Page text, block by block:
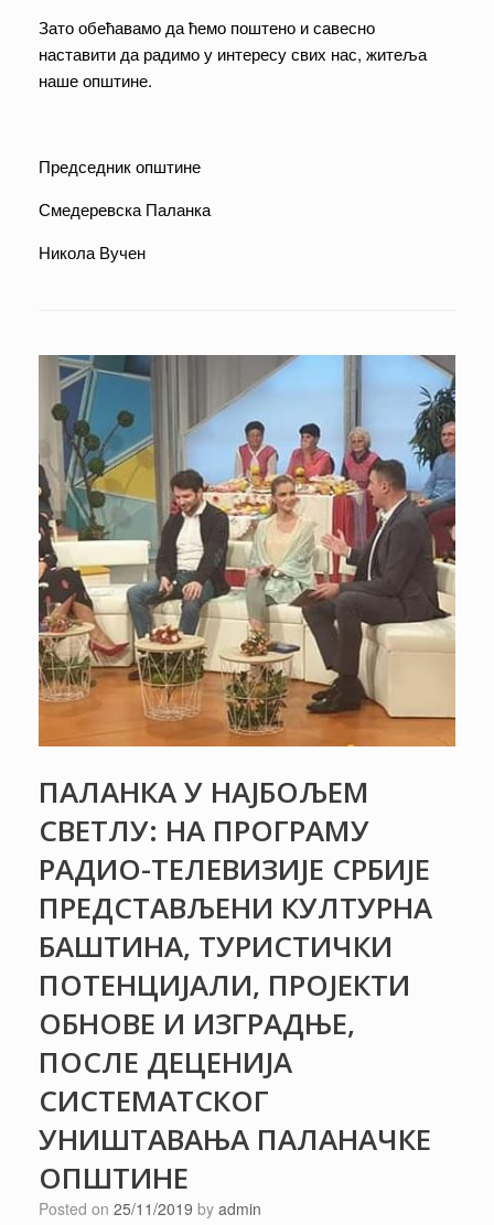
Зато обећавамо да ћемо поштено и савесно
наставити да радимо у интересу свих нас, житеља
наше општине.
Председник општине
Смедеревска Паланка
Никола Вучен
ПАЛАНКА У НАЈБОЉЕМ
СВЕТЛУ: НА ПРОГРАМУ
РАДИО-ТЕЛЕВИЗИЈЕ СРБИЈЕ
ПРЕДСТАВЉЕНИ КУЛТУРНА
БАШТИНА, ТУРИСТИЧКИ
ПОТЕНЦИЈАЛИ, ПРОЈЕКТИ
ОБНОВЕ И ИЗГРАДЊЕ,
ПОСЛЕ ДЕЦЕНИЈА
СИСТЕМАТСКОГ
УНИШТАВАЊА ПАЛАНАЧКЕ
ОПШТИНЕ
Posted on 25/11/2019 by admin